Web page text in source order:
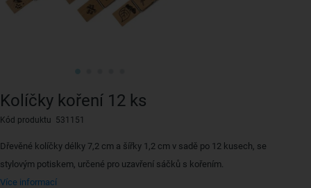
Kolíčky koření 12 ks
Kód produktu 531151
Dřevěné kolíčky délky 7,2 cm a šířky 1,2 cm v sadě po 12 kusech, se
stylovým potiskem, určené pro uzavření sáčků s kořením.
Více informací